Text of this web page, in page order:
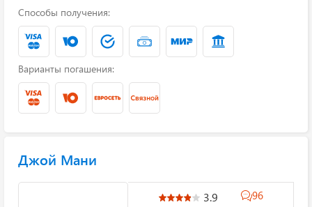
Способы получения:
Варианты погашения:
Джой Мани
3.9 96